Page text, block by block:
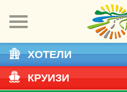
ХОТЕЛИ
КРУИЗИ